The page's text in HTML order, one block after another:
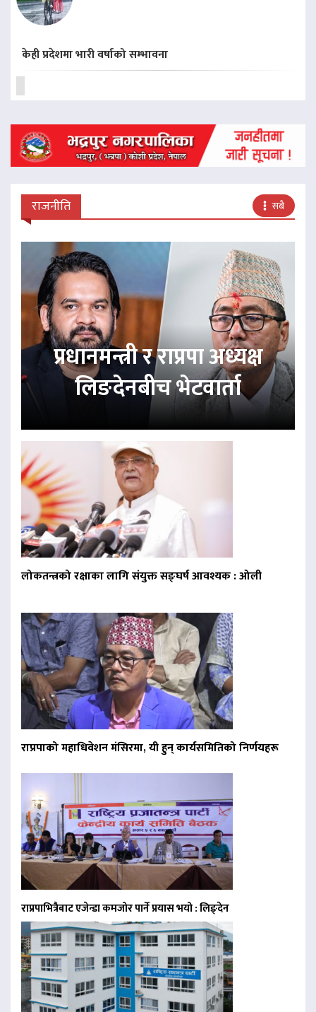
केही प्रदेशमा भारी वर्षाको सम्भावना
राजनीति सबै
प्रधानमन्त्री र राप्रपा अध्यक्ष
लिङदेनबीच भेटवार्ता
लोकतन्त्रको रक्षाका लागि संयुक्त सङ्घर्ष आवश्यक : ओली
राप्रपाको महाधिवेशन मंसिरमा, यी हुन् कार्यसमितिको निर्णयहरू
राप्रपाभित्रैबाट एजेन्डा कमजोर पार्ने प्रयास भयो : लिङ्देन